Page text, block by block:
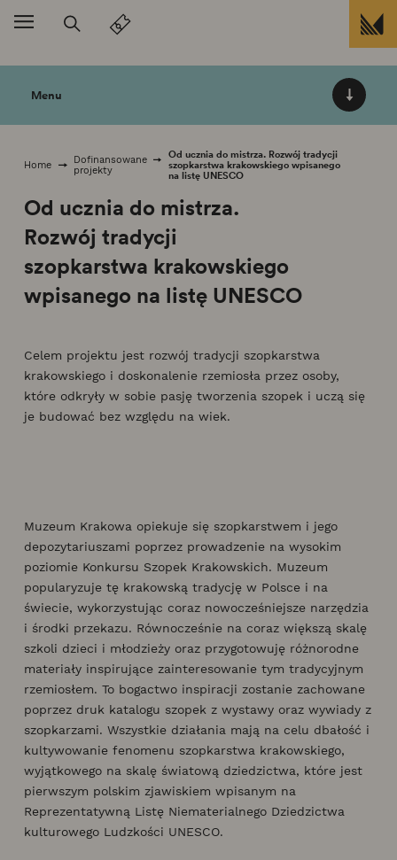
Przejdź do treści
Menu
Home
Dofinansowane
projekty
Od ucznia do mistrza. Rozwój tradycji
szopkarstwa krakowskiego wpisanego
na listę UNESCO
Od ucznia do mistrza.
Rozwój tradycji
szopkarstwa krakowskiego
wpisanego na listę UNESCO
Celem projektu jest rozwój tradycji szopkarstwa
krakowskiego i doskonalenie rzemiosła przez osoby,
które odkryły w sobie pasję tworzenia szopek i uczą się
je budować bez względu na wiek.
Muzeum Krakowa opiekuje się szopkarstwem i jego
depozytariuszami poprzez prowadzenie na wysokim
poziomie Konkursu Szopek Krakowskich. Muzeum
popularyzuje tę krakowską tradycję w Polsce i na
świecie, wykorzystując coraz nowocześniejsze narzędzia
i środki przekazu. Równocześnie na coraz większą skalę
szkoli dzieci i młodzieży oraz przygotowuję różnorodne
materiały inspirujące zainteresowanie tym tradycyjnym
rzemiosłem. To bogactwo inspiracji zostanie zachowane
poprzez druk katalogu szopek z wystawy oraz wywiady z
szopkarzami. Wszystkie działania mają na celu dbałość i
kultywowanie fenomenu szopkarstwa krakowskiego,
wyjątkowego na skalę światową dziedzictwa, które jest
pierwszym polskim zjawiskiem wpisanym na
Reprezentatywną Listę Niematerialnego Dziedzictwa
kulturowego Ludzkości UNESCO.